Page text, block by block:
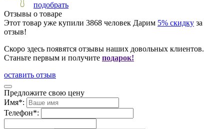
подобрать
Отзывы о товаре
Этот товар уже купили 3868 человек Дарим 5% скидку за
отзыв!
Скоро здесь появятся отзывы наших довольных клиентов.
Станьте первым и получите подарок!
оставить отзыв
Предложите свою цену
Имя*:
Телефон*: